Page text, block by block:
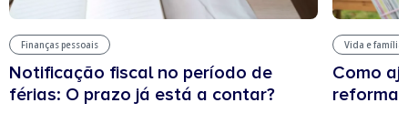
Finanças pessoais
Notificação fiscal no período de
férias: O prazo já está a contar?
Vida e família
Como
reforma